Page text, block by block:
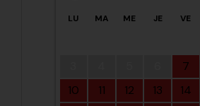
LU MA ME JE VE
7
10
11 12 13 14